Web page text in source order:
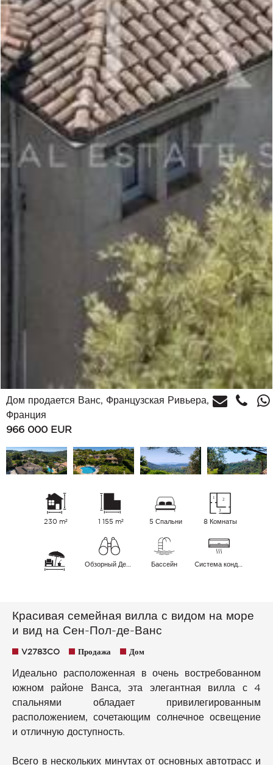
Дом продается Ванс, Французская Ривьера,
Франция
966 000 EUR
230 m² 1 155 m² 5 Спальни 8 Комнаты
Бассейн
Красивая семейная вилла с видом на море
и вид на Сен-Пол-де-Ванс
V2783CO Продажа Дом
Идеально расположенная в очень востребованном
южном районе Ванса, эта элегантная вилла с 4
спальнями обладает привилегированным
расположением, сочетающим солнечное освещение
и отличную доступность.
Всего в нескольких минутах от основных автотрасс и